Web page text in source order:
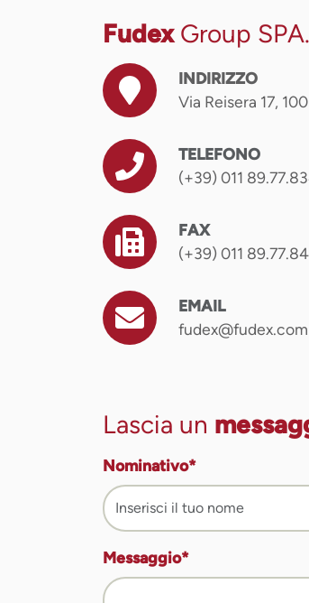
FudexGroup SPA.
INDIRIZZO
Via Reisera 17,
TELEFONO
(+39) 011
FAX
(+39) 011
EMAIL
fudex@fudex.com
Lascia un
Nominativo*
Messaggio*